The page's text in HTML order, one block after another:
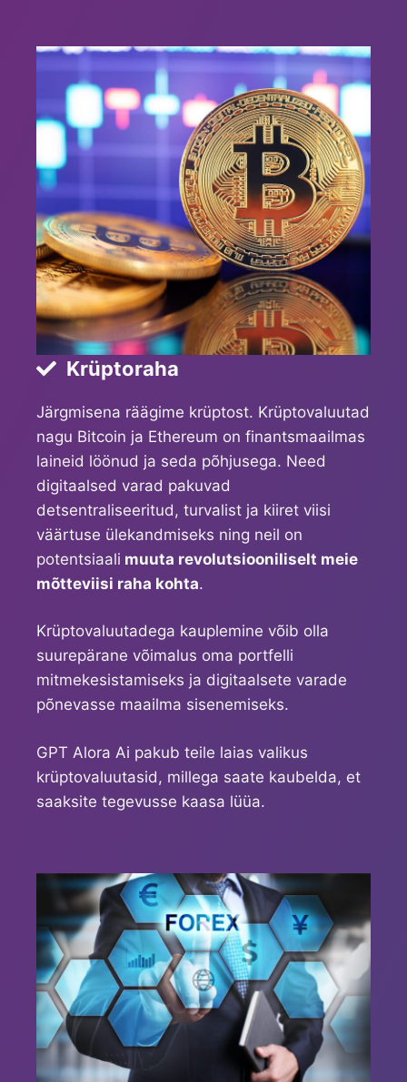
Krüptoraha
Järgmisena räägime krüptost. Krüptovaluutad
nagu Bitcoin ja Ethereum on finantsmaailmas
laineid löönud ja seda põhjusega. Need
digitaalsed varad pakuvad
detsentraliseeritud, turvalist ja kiiret viisi
väärtuse ülekandmiseks ning neil on
potentsiaali muuta revolutsiooniliselt meie
mõtteviisi raha kohta.
Krüptovaluutadega kauplemine võib olla
suurepärane võimalus oma portfelli
mitmekesistamiseks ja digitaalsete varade
põnevasse maailma sisenemiseks.
GPT Alora Ai pakub teile laias valikus
krüptovaluutasid, millega saate kaubelda, et
saaksite tegevusse kaasa lüüa.